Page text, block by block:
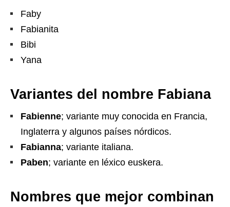
Faby
Fabianita
Bibi
Yana
Variantes del nombre Fabiana
Fabienne; variante muy conocida en Francia,
Inglaterra y algunos países nórdicos.
Fabianna; variante italiana.
Paben; variante en léxico euskera.
Nombres que mejor combinan